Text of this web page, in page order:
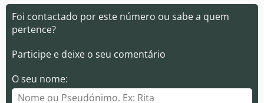
Foi contactado por este número ou sabe a quem
pertence?
Participe e deixe o seu comentário
O seu nome: